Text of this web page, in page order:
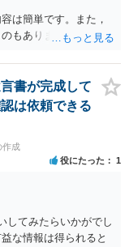
は簡単です。また，
もあります。
書が完成して
は依頼できる
作成
役にたった 1
してみたらいかがでし
な情報は得られると